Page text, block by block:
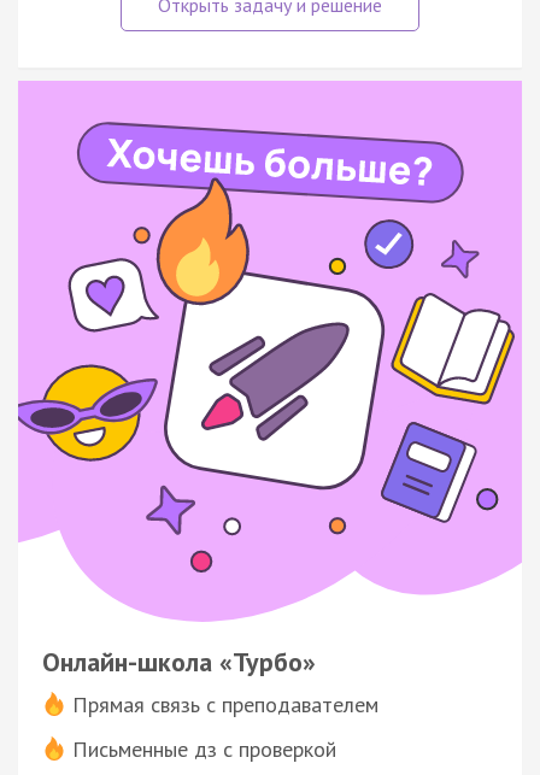
Онлайн-школа «Турбо»
Прямая связь с преподавателем
Письменные дз с проверкой